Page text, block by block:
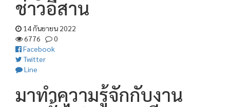
ชาวอีสาน
14 กันยายน 2022
6776
0
Facebook
Twitter
Line
มาทำความรู้จักกับงาน